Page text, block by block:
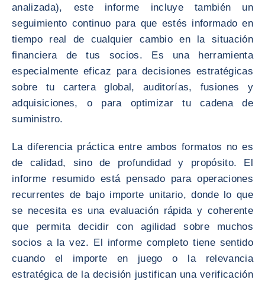
analizada), este informe incluye también un
seguimiento continuo para que estés informado en
tiempo real de cualquier cambio en la situación
financiera de tus socios. Es una herramienta
especialmente eficaz para decisiones estratégicas
sobre tu cartera global, auditorías, fusiones y
adquisiciones, o para optimizar tu cadena de
suministro.
La diferencia práctica entre ambos formatos no es
de calidad, sino de profundidad y propósito. El
informe resumido está pensado para operaciones
recurrentes de bajo importe unitario, donde lo que
se necesita es una evaluación rápida y coherente
que permita decidir con agilidad sobre muchos
socios a la vez. El informe completo tiene sentido
cuando el importe en juego o la relevancia
estratégica de la decisión justifican una verificación